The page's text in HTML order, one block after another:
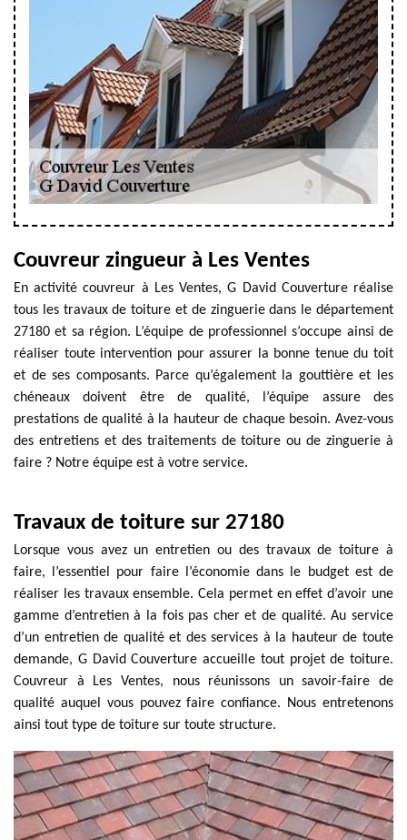
Couvreur zingueur à Les Ventes
En activité couvreur à Les Ventes, G David Couverture réalise
tous les travaux de toiture et de zinguerie dans le département
27180 et sa région. L’équipe de professionnel s’occupe ainsi de
réaliser toute intervention pour assurer la bonne tenue du toit
et de ses composants. Parce qu’également la gouttière et les
chéneaux doivent être de qualité, l’équipe assure des
prestations de qualité à la hauteur de chaque besoin. Avez-vous
des entretiens et des traitements de toiture ou de zinguerie à
faire ? Notre équipe est à votre service.
Travaux de toiture sur 27180
Lorsque vous avez un entretien ou des travaux de toiture à
faire, l’essentiel pour faire l’économie dans le budget est de
réaliser les travaux ensemble. Cela permet en effet d’avoir une
gamme d’entretien à la fois pas cher et de qualité. Au service
d’un entretien de qualité et des services à la hauteur de toute
demande, G David Couverture accueille tout projet de toiture.
Couvreur à Les Ventes, nous réunissons un savoir-faire de
qualité auquel vous pouvez faire confiance. Nous entretenons
ainsi tout type de toiture sur toute structure.